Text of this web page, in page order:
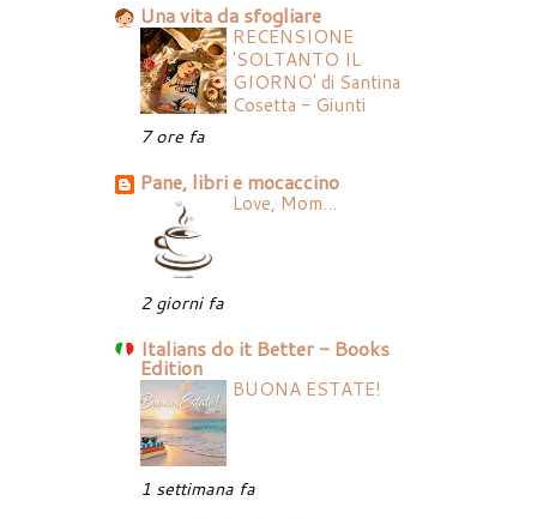
Una vita da sfogliare
RECENSIONE
'SOLTANTO IL
GIORNO' di Santina
Cosetta - Giunti
7 ore fa
Pane, libri e mocaccino
Love, Mom...
2 giorni fa
Italians do it Better - Books
Edition
BUONA ESTATE!
1 settimana fa